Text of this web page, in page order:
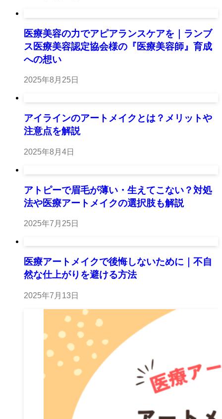
医療美容の力でアピアランスケアを｜ランブ
ス医療美容認定協会様の『医療美容師』育成
への想い
2025年8月25日
アイラインのアートメイクとは？メリットや
注意点を解説
2025年8月4日
アトピーで眉毛が薄い・生えてこない？対処
法や医療アートメイクの選択肢も解説
2025年7月25日
医療アートメイクで後悔しないために｜不自
然な仕上がりを避ける方法
2025年7月13日